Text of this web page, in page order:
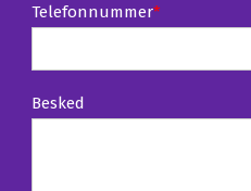
Telefonnummer*
Besked